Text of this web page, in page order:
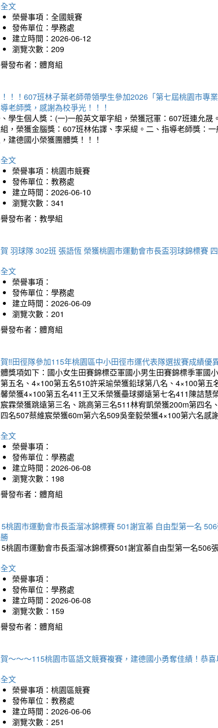
文
榮譽事項：全國競賽
發佈單位：學務處
建立時間：2026-06-12
瀏覽次數：209
發布者：體育組
！！607班林子葉老師帶領學生參加2026「第七屆桃園市專
老師獎，感謝為校爭光！！！
學生個人獎：(一)一般英文單字組，榮獲冠軍：607班連允
，榮獲金腦獎：607班林佑譯、李采緹。二、指導老師獎：
建德國小榮獲團體獎！！！
文
榮譽事項：桃園市競賽
發佈單位：教務處
建立時間：2026-06-10
瀏覽次數：341
發布者：教學組
羽球隊 302班 張語恆 榮獲桃園市運動會市長盃羽球錦標賽
文
榮譽事項：
發佈單位：學務處
建立時間：2026-06-09
瀏覽次數：201
發布者：體育組
‼️田徑隊參加115年桃園區中小田徑市運代表隊選拔賽成績優
獎項如下：國小女生田賽錦標亞軍國小男生田賽錦標季軍國
五名、4×100第五名510許采瑜榮獲鉛球第八名、4×100第
榮獲4×100第五名411王又禾榮獲壘球擲遠第七名411陳詰
霖榮獲跳遠第三名、跳高第三名511林宥凱榮獲200m第四
名507蔡維宸榮獲60m第六名509吳奎毅榮獲4×100第六名
文
榮譽事項：
發佈單位：學務處
建立時間：2026-06-08
瀏覽次數：198
發布者：體育組
桃園市運動會市長盃溜冰錦標賽 501謝宜蓁 自由型第一名
桃園市運動會市長盃溜冰錦標賽501謝宜蓁自由型第一名
文
榮譽事項：
發佈單位：學務處
建立時間：2026-06-08
瀏覽次數：159
發布者：體育組
～～～115桃園市區語文競賽複賽，建德國小勇奪佳績！恭
文
榮譽事項：桃園區競賽
發佈單位：教務處
建立時間：2026-06-06
瀏覽次數：251